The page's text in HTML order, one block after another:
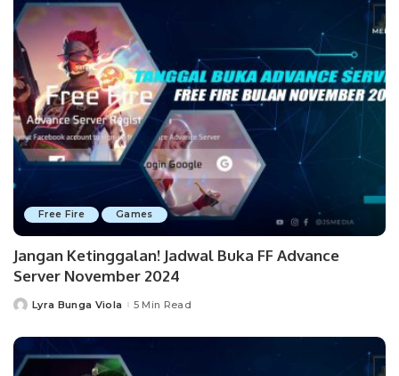
Free Fire Games
Jangan Ketinggalan! Jadwal Buka FF Advance
Server November 2024
PostedLyra Bunga Viola 5 Min Read